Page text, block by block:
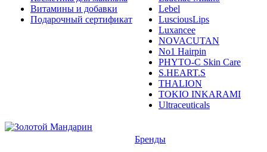
Витамины и добавки
Подарочный сертификат
Lebel
LusciousLips
Luxancee
NOVACUTAN
No1 Hairpin
PHYTO-C Skin Care
S.HEART.S
THALION
TOKIO INKARAMI
Ultraceuticals
Бренды